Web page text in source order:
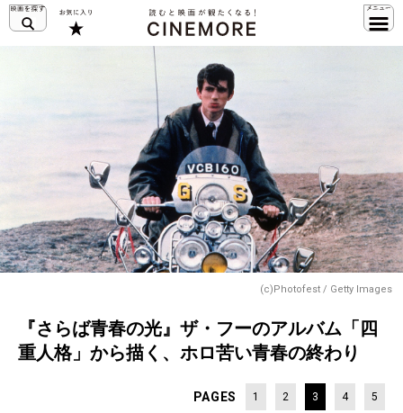
(c)Photofest / Getty Images
『さらば青春の光』ザ・フーのアルバム「四
重人格」から描く、ホロ苦い青春の終わり
PAGES 1 2 3 4 5